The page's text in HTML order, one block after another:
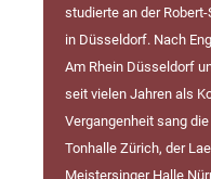
studierte an der
in Düsseldorf. Nach
Am Rhein Düsseldorf
seit vielen Jahren als
Vergangenheit sang
Tonhalle Zürich, der
Meistersinger Halle